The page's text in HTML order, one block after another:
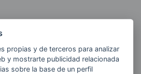
y/o DISTESER podrán comunicar sus
siguientes entidades:
u órganos gubernamentales
propias y de terceros para analizar
y mostrarte publicidad relacionada
sobre la base de un perfil